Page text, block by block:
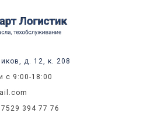
д. 12, к. 208
с 9:00-18:00
394 77 76